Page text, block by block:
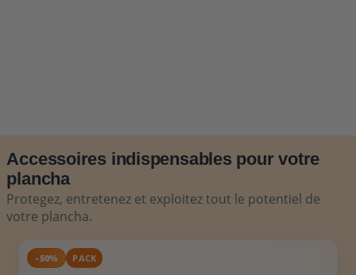
Accessoires indispensables pour votre
plancha
Protegez, entretenez et exploitez tout le potentiel de
votre plancha.
-50% PACK